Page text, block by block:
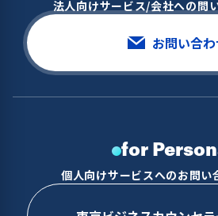
法人向けサービス/会社への問
お問い合
for
個人向けサービスへのお問い